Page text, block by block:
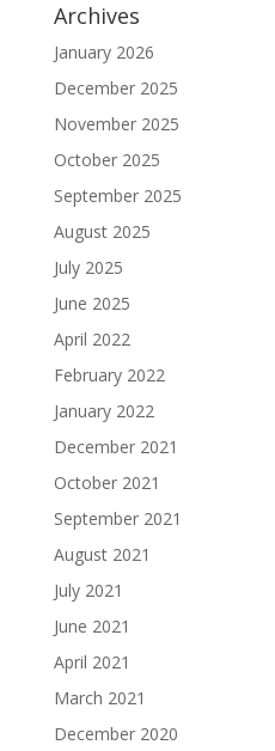
Archives
January 2026
December 2025
November 2025
October 2025
September 2025
August 2025
July 2025
June 2025
April 2022
February 2022
January 2022
December 2021
October 2021
September 2021
August 2021
July 2021
June 2021
April 2021
March 2021
December 2020